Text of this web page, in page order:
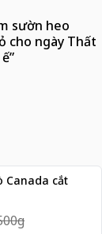
sườn heo
cho ngày Thất
Canada cắt